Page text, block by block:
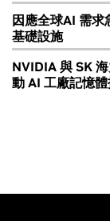
因應全球AI 需
基礎設施
NVIDIA 與 SK
動 AI 工廠記憶